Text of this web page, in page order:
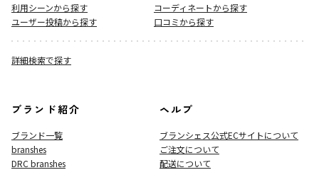
利用シーンから探す
コーディネートから探す
ユーザー投稿から探す
口コミから探す
詳細検索で探す
ブランド紹介
ブランド一覧
branshes
DRC branshes
ヘルプ
ブランシェス公式ECサイトについて
ご注文について
配送について